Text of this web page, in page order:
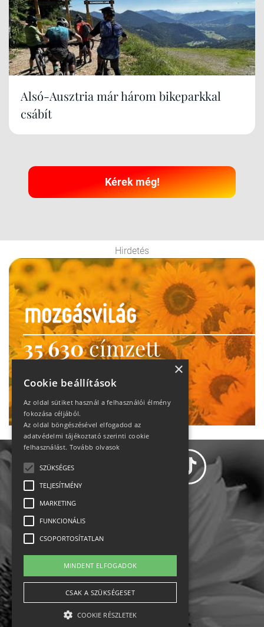
Alsó-Ausztria már három bikeparkkal
csábít
Kérek még!
Hirdetés
35 630címzett
heti motiváció
Ne maradj le!
Állásajánlatok
Impresszum-kapcsolat
Jogi nyilatkozat
×
Cookie beállítások
Az oldal sütiket használ a felhasználói élmény
fokozása céljából.
Az oldal böngészésével elfogadod az
adatvédelmi tájékoztató szerinti cookie
felhasználást. Tovább olvasok
SZÜKSÉGES
TELJESÍTMÉNY
MARKETING
FUNKCIONÁLIS
CSOPORTOSÍTATLAN
MINDENT ELFOGADOK
CSAK A SZÜKSÉGESET
COOKIE RÉSZLETEK